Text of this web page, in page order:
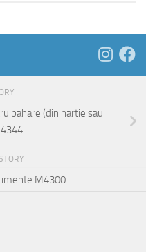
pahare (din hartie sau
M4300